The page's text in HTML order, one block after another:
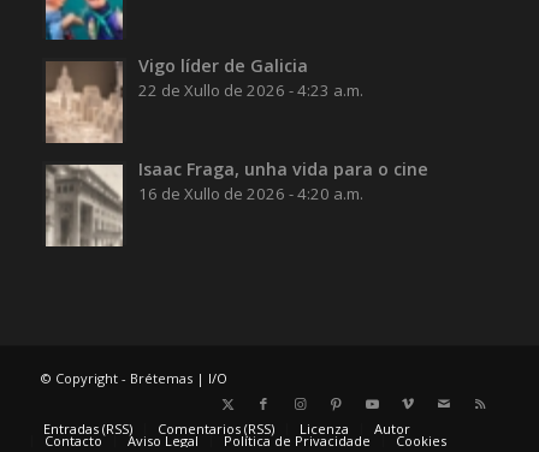
Vigo líder de Galicia
22 de Xullo de 2026 - 4:23 a.m.
Isaac Fraga, unha vida para o cine
16 de Xullo de 2026 - 4:20 a.m.
© Copyright - Brétemas | I/O
Entradas (RSS) Comentarios (RSS) Licenza Autor
Contacto Aviso Legal Política de Privacidade Cookies